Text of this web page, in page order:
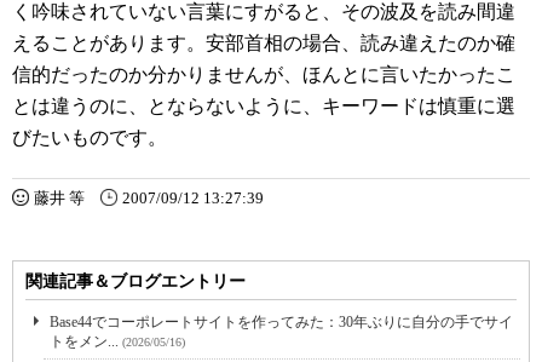
く吟味されていない言葉にすがると、その波及を読み間違
えることがあります。安部首相の場合、読み違えたのか確
信的だったのか分かりませんが、ほんとに言いたかったこ
とは違うのに、とならないように、キーワードは慎重に選
びたいものです。
藤井 等 2007/09/12 13:27:39
関連記事＆ブログエントリー
Base44でコーポレートサイトを作ってみた：30年ぶりに自分の手でサイ
トをメン... (2026/05/16)